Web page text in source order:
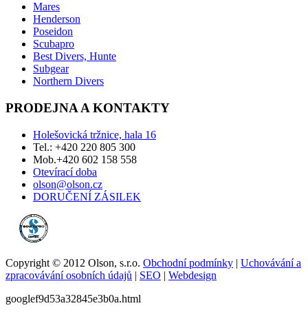
Mares
Henderson
Poseidon
Scubapro
Best Divers, Hunte
Subgear
Northern Divers
PRODEJNA A KONTAKTY
Holešovická tržnice, hala 16
Tel.: +420 220 805 300
Mob.+420 602 158 558
Otevírací doba
olson@olson.cz
DORUČENÍ ZÁSILEK
Copyright © 2012 Olson, s.r.o. Obchodní podmínky | Uchovávání a
zpracovávání osobních údajů | SEO | Webdesign
googlef9d53a32845e3b0a.html